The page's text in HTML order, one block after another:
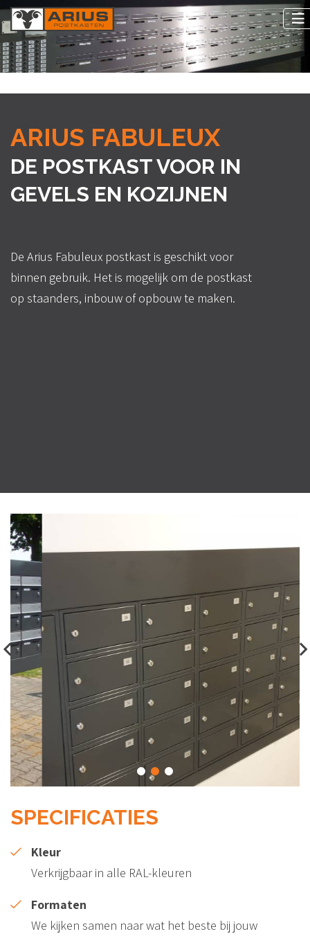
ARIUS FABULEUX
DE POSTKAST VOOR IN
GEVELS EN KOZIJNEN
De Arius Fabuleux postkast is geschikt voor
binnen gebruik. Het is mogelijk om de postkast
op staanders, inbouw of opbouw te maken.
SPECIFICATIES
Kleur
Verkrijgbaar in alle RAL-kleuren
Formaten
We kijken samen naar wat het beste bij jouw